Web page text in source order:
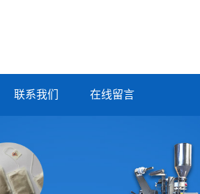
联系我们 在线留言